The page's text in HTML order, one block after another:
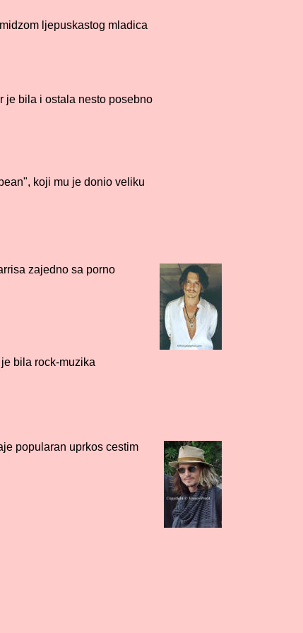
ljepuskastog mladica
bila i ostala nesto posebno
koji mu je donio veliku
zajedno sa porno
bila rock-muzika
popularan uprkos cestim